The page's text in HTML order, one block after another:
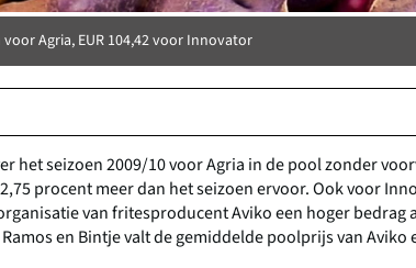
Agria, EUR 104,42 voor Innovator
het seizoen 2009/10 voor Agria in de pool zonder
procent meer dan het seizoen ervoor. Ook voor
van fritesproducent Aviko een hoger bedrag
en Bintje valt de gemiddelde poolprijs van Aviko